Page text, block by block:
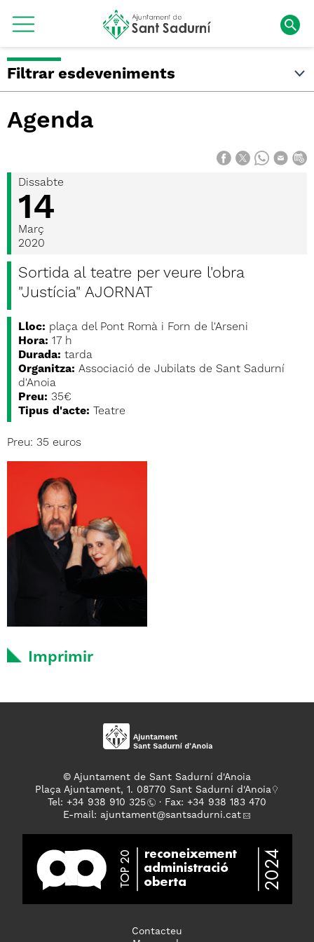
Filtrar esdeveniments
Agenda
Dissabte
14
Març
2020
Sortida al teatre per veure l'obra
"Justícia" AJORNAT
Lloc: plaça del Pont Romà i Forn de l'Arseni
Hora: 17 h
Durada: tarda
Organitza: Associació de Jubilats de Sant Sadurní
d'Anoia
Preu: 35€
Tipus d'acte:
Teatre
Preu: 35 euros
Imprimir
© Ajuntament de Sant Sadurní d'Anoia
Plaça Ajuntament, 1. 08770 Sant Sadurní d'Anoia
Tel: +34 938 910 325
· Fax: +34 938 183 470
E-mail: ajuntament@santsadurni.cat
Contacteu